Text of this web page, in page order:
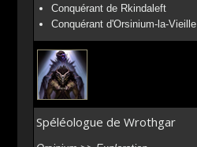
Conquérant de Rkindaleft
Conquérant d'Orsinium-la-Vieille
Spéléologue de Wrothgar